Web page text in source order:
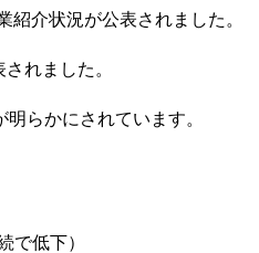
介状況が公表されました。
れました。
らかにされています。
で低下）